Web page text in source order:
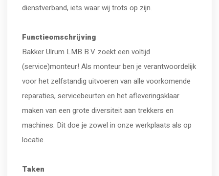
dienstverband, iets waar wij trots op zijn.
Functieomschrijving
Bakker Ulrum LMB B.V. zoekt een voltijd
(service)monteur! Als monteur ben je verantwoordelijk
voor het zelfstandig uitvoeren van alle voorkomende
reparaties, servicebeurten en het afleveringsklaar
maken van een grote diversiteit aan trekkers en
machines. Dit doe je zowel in onze werkplaats als op
locatie.
Taken